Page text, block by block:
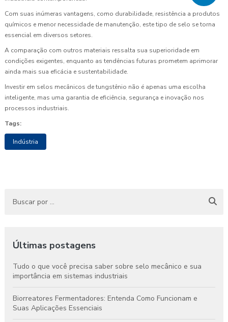
Com suas inúmeras vantagens, como durabilidade, resistência a produtos
químicos e menor necessidade de manutenção, este tipo de selo se torna
essencial em diversos setores.
A comparação com outros materiais ressalta sua superioridade em
condições exigentes, enquanto as tendências futuras prometem aprimorar
ainda mais sua eficácia e sustentabilidade.
Investir em selos mecânicos de tungstênio não é apenas uma escolha
inteligente, mas uma garantia de eficiência, segurança e inovação nos
processos industriais.
Tags:
Indústria
Últimas postagens
Tudo o que você precisa saber sobre selo mecânico e sua
importância em sistemas industriais
Biorreatores Fermentadores: Entenda Como Funcionam e
Suas Aplicações Essenciais